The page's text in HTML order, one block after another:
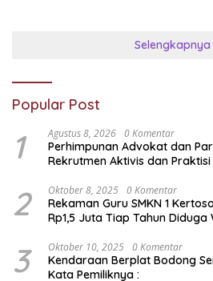
Selengkapnya
Popular Post
1 Agustus 8, 2026 0 Komentar
Perhimpunan Advokat dan Paralegal FAAM Buka
Rekrutmen Aktivis dan Praktisi
2 Oktober 8, 2025 0 Komentar
Rekaman Guru SMKN 1
Rp1,5 Juta Tiap Tahun
3 Oktober 10, 2025 0 Komentar
Kendaraan Berplat Bodong
Kata Pemiliknya :